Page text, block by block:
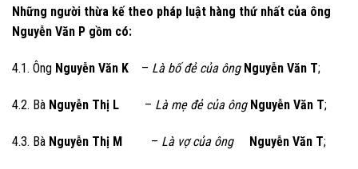
Những người thừa kế theo pháp luật hàng thứ nhất của ông
Nguyễn Văn P gồm có:
4.1. Ông Nguyễn Văn K – Là bố đẻ của ông Nguyễn Văn T;
4.2. Bà Nguyễn Thị L – Là mẹ đẻ của ông Nguyễn Văn T;
4.3. Bà Nguyễn Thị M – Là vợ của ông Nguyễn Văn T;